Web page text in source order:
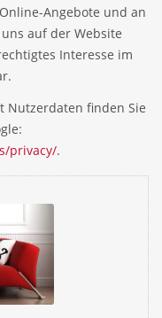
Angebote und an
auf der Website
Interesse im
Nutzerdaten finden Sie
privacy/.